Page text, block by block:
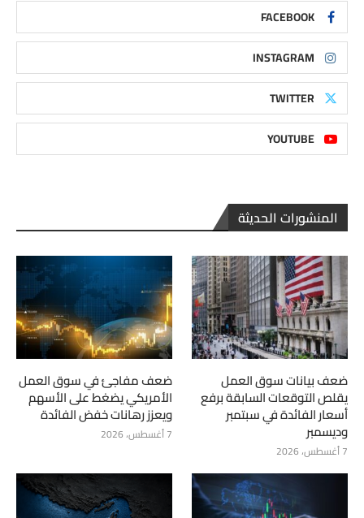
FACEBOOK
INSTAGRAM
TWITTER
YOUTUBE
المنشورات الحديثة
ضعف بيانات سوق العمل
يقلص التوقعات السابقة برفع
أسعار الفائدة في سبتمبر
وديسمبر
7 أغسطس، 2026
ضعف مفاجئ في سوق العمل
الأمريكي يضغط على الأسهم
ويعزز رهانات خفض الفائدة
7 أغسطس، 2026